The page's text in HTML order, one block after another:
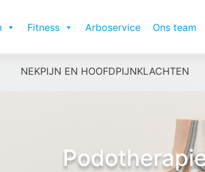
Fitness Arboservice Ons team
NEKPIJN EN HOOFDPIJNKLACHTEN